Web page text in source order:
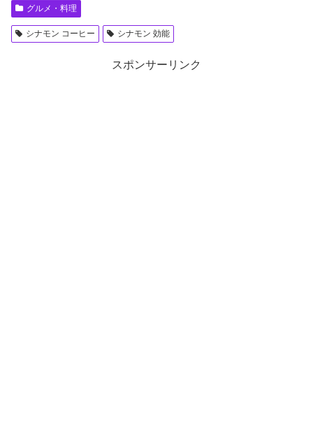
グルメ・料理
シナモン コーヒー シナモン 効能
スポンサーリンク